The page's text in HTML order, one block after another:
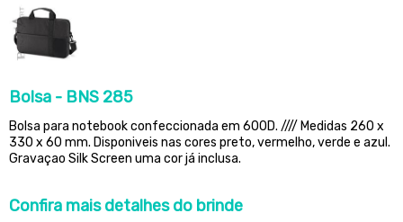
Bolsa - BNS 285
Bolsa para notebook confeccionada em 600D. //// Medidas 260 x
330 x 60 mm. Disponiveis nas cores preto, vermelho, verde e azul.
Gravaçao Silk Screen uma cor já inclusa.
Confira mais detalhes do brinde